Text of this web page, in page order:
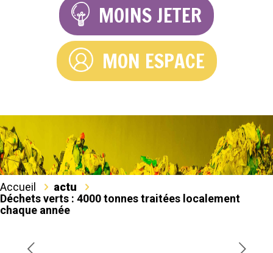
MOINS JETER
MON ESPACE
Accueil
actu
Déchets verts : 4000 tonnes traitées localement
chaque année